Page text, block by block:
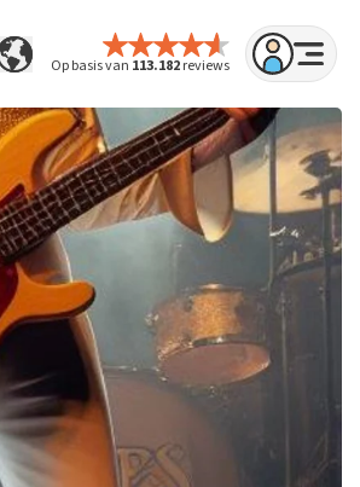
Op basis van 113.182reviews